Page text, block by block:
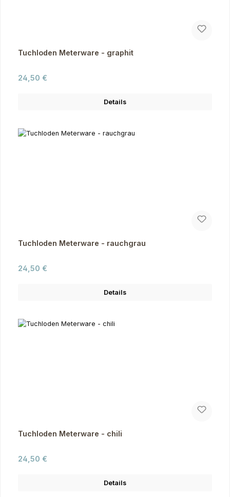
Tuchloden Meterware - graphit
Regulärer Preis:
24,50 €
Details
Tuchloden Meterware - rauchgrau
Regulärer Preis:
24,50 €
Details
Tuchloden Meterware - chili
Regulärer Preis:
24,50 €
Details